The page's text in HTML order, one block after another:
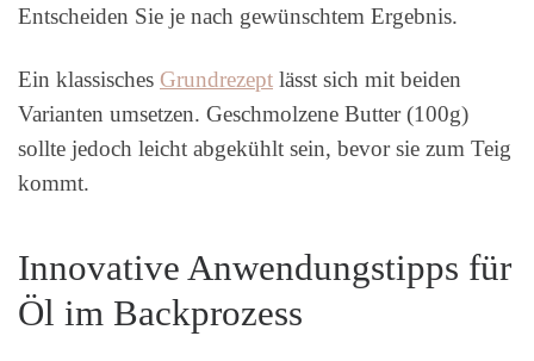
Entscheiden Sie je nach gewünschtem Ergebnis.
Ein klassisches Grundrezept lässt sich mit beiden
Varianten umsetzen. Geschmolzene Butter (100g)
sollte jedoch leicht abgekühlt sein, bevor sie zum Teig
kommt.
Innovative Anwendungstipps für
Öl im Backprozess